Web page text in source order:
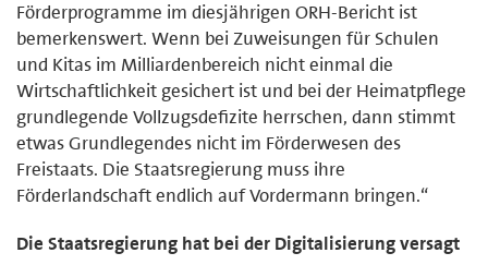
Förderprogramme im diesjährigen ORH-Bericht ist
bemerkenswert. Wenn bei Zuweisungen für Schulen
und Kitas im Milliardenbereich nicht einmal die
Wirtschaftlichkeit gesichert ist und bei der Heimatpflege
grundlegende Vollzugsdefizite herrschen, dann stimmt
etwas Grundlegendes nicht im Förderwesen des
Freistaats. Die Staatsregierung muss ihre
Förderlandschaft endlich auf Vordermann bringen.“
Die Staatsregierung hat bei der Digitalisierung versagt